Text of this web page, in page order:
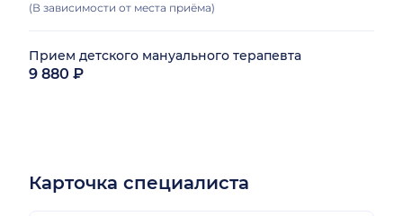
(В зависимости от места приёма)
Прием детского мануального терапевта
9 880 ₽
Карточка специалиста